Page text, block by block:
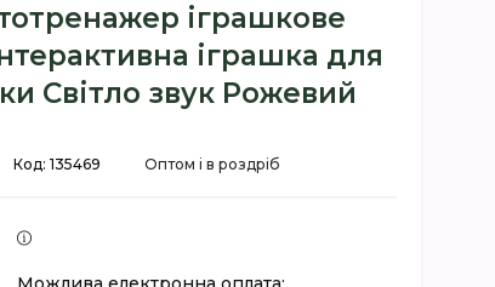
іграшкове
іграшка для
Світло звук Рожевий
Оптом і в роздріб
Код: 135469